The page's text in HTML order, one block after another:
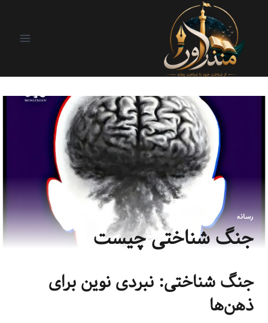
رسانه
جنگ شناختی چیست
جنگ شناختی: نبردی نوین برای
ذهن‌ها